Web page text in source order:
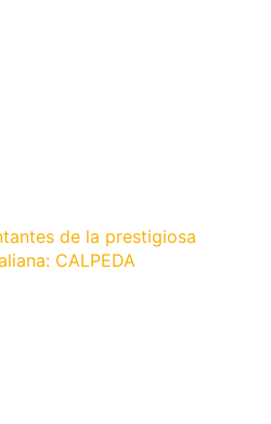
de la prestigiosa
CALPEDA